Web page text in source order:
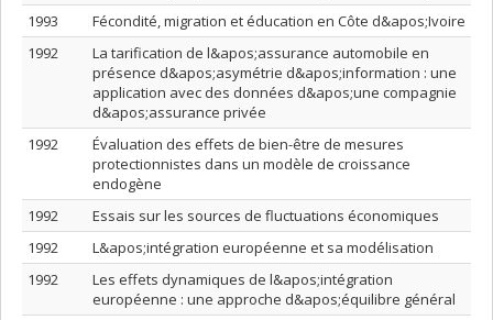
1993
Fécondité, migration et éducation en Côte d&apos;Ivoire
1992
La tarification de l&apos;assurance automobile en
présence d&apos;asymétrie d&apos;information : une
application avec des données d&apos;une compagnie
d&apos;assurance privée
1992
Évaluation des effets de bien-être de mesures
protectionnistes dans un modèle de croissance
endogène
1992
Essais sur les sources de fluctuations économiques
1992
L&apos;intégration européenne et sa modélisation
1992
Les effets dynamiques de l&apos;intégration
européenne : une approche d&apos;équilibre général